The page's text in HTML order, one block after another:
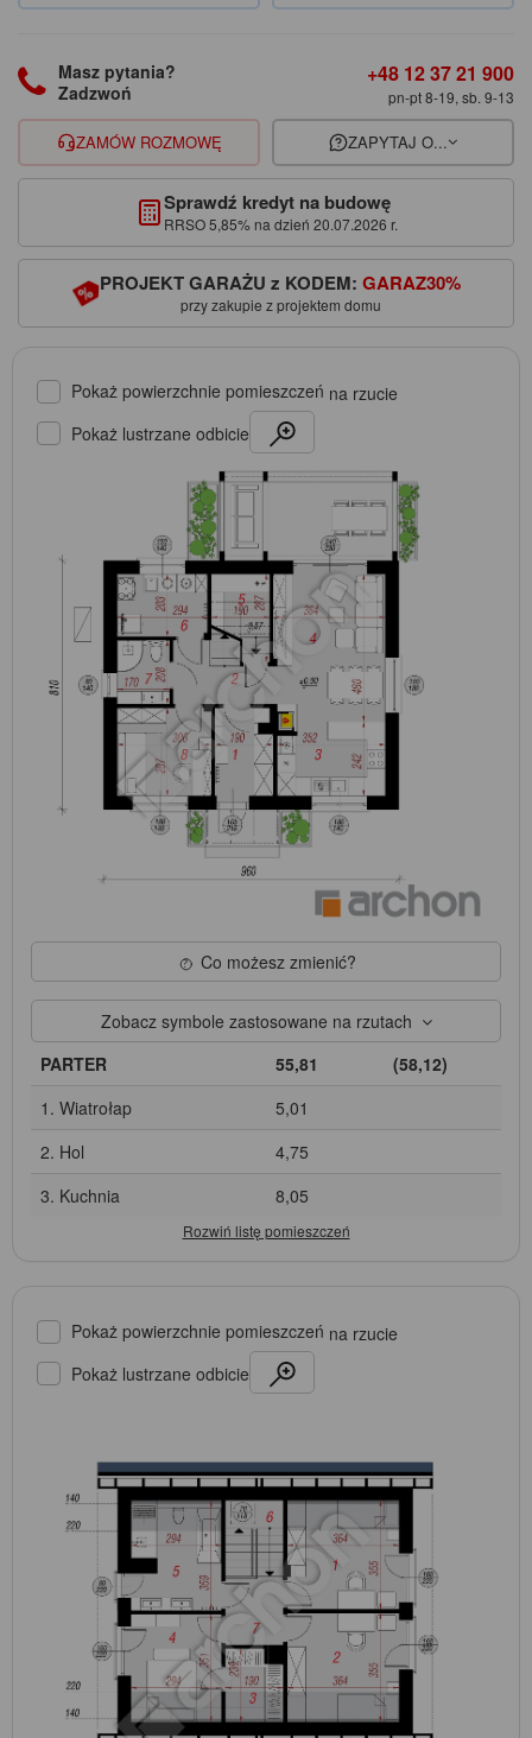
Masz pytania?
Zadzwoń
+48 12 37 21 900
pn-pt 8-19, sb. 9-13
ZAMÓW ROZMOWĘ ZAPYTAJ O...
Sprawdź kredyt na budowę
RRSO 5,85% na dzień 20.07.2026 r.
PROJEKT GARAŻU z KODEM: GARAZ30%
przy zakupie z projektem domu
Pokaż powierzchnie pomieszczeń na rzucie
Pokaż lustrzane odbicie
Co możesz zmienić?
Zobacz symbole zastosowane na rzutach
PARTER
55,81
(58,12)
1. Wiatrołap
5,01
2. Hol
4,75
3. Kuchnia
8,05
Pokaż powierzchnie pomieszczeń na rzucie
Pokaż lustrzane odbicie